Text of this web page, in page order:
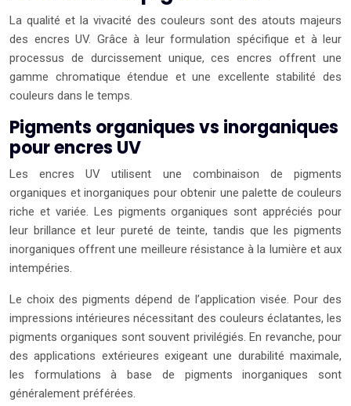
La qualité et la vivacité des couleurs sont des atouts majeurs
des encres UV. Grâce à leur formulation spécifique et à leur
processus de durcissement unique, ces encres offrent une
gamme chromatique étendue et une excellente stabilité des
couleurs dans le temps.
Pigments organiques vs inorganiques
pour encres UV
Les encres UV utilisent une combinaison de pigments
organiques et inorganiques pour obtenir une palette de couleurs
riche et variée. Les pigments organiques sont appréciés pour
leur brillance et leur pureté de teinte, tandis que les pigments
inorganiques offrent une meilleure résistance à la lumière et aux
intempéries.
Le choix des pigments dépend de l’application visée. Pour des
impressions intérieures nécessitant des couleurs éclatantes, les
pigments organiques sont souvent privilégiés. En revanche, pour
des applications extérieures exigeant une durabilité maximale,
les formulations à base de pigments inorganiques sont
généralement préférées.